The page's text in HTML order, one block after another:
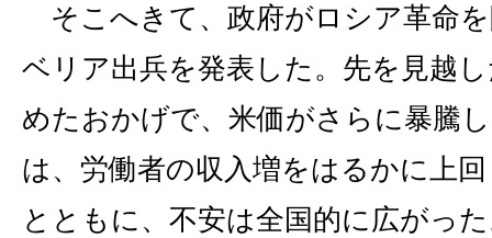
そこへきて、政府がロシア革命
ベリア出兵を発表した。先を見越
めたおかげで、米価がさらに暴騰
は、労働者の収入増をはるかに上
とともに、不安は全国的に広がっ